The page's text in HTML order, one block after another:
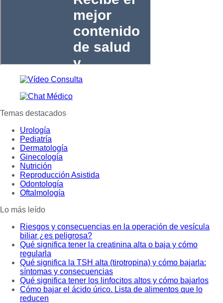
Temas destacados
Urología
Pediatría
Dermatología
Ginecología
Nutrición
Reproducción Asistida
Odontología
Oftalmología
Lo más leído
Riesgos y consecuencias en la operación de vesícula
biliar ¿es peligrosa?
Qué significa tener la creatinina alta o baja y cómo
regularla
Qué significa la TSH alta (tirotropina) y cómo bajarla:
síntomas y consecuencias
Qué significa tener los linfocitos altos y cómo bajarlos
Cómo bajar el ácido úrico. Lista de alimentos que lo
reducen